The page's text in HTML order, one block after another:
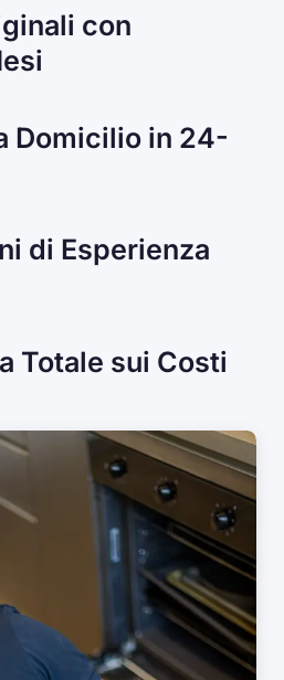
con
Domicilio in 24-
di Esperienza
Totale sui Costi